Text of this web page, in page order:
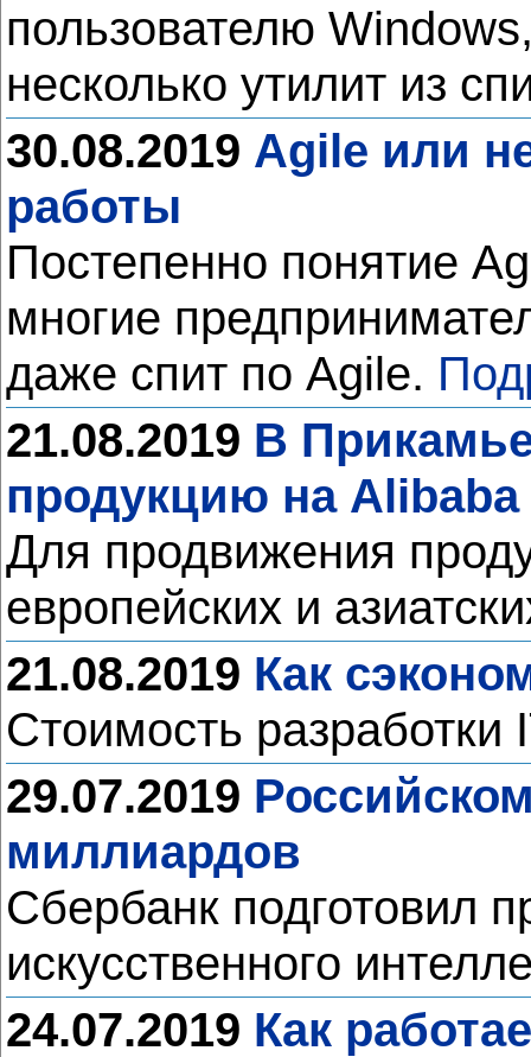
пользователю
несколько утилит из
30.08.2019 Agile или
работы
Постепенно понятие
многие
даже спит по Agile.
21.08.2019 В
продукцию на Alibaba
Для продвижения
европейских и
21.08.2019 Как
Стоимость
29.07.2019
миллиардов
Сбербанк подготовил
искусственного
24.07.2019 Как